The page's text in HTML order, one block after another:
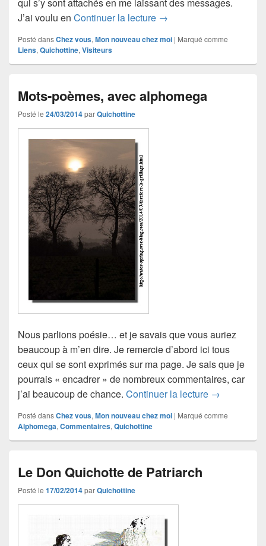
qui s’y sont attachés en me laissant des messages.
J’ai voulu en Continuer la lecture Les Quichottiniens
→
Posté dansChez vous, Mon nouveau chez moi | Marqué comme
Liens, Quichottine, Visiteurs
Mots-poèmes, avec alphomega
Posté le 24/03/2014parQuichottine
Nous parlions poésie… et je savais que vous auriez
beaucoup à m’en dire. Je remercie d’abord ici tous
ceux qui se sont exprimés sur ma page. Je sais que je
pourrais « encadrer » de nombreux commentaires, car
j’ai beaucoup de chance. Continuer la lecture Mots-
→
Posté dansChez vous, Mon nouveau chez moi | Marqué comme
Alphomega, Commentaires, Quichottine
Le Don Quichotte de Patriarch
Posté le 17/02/2014parQuichottine